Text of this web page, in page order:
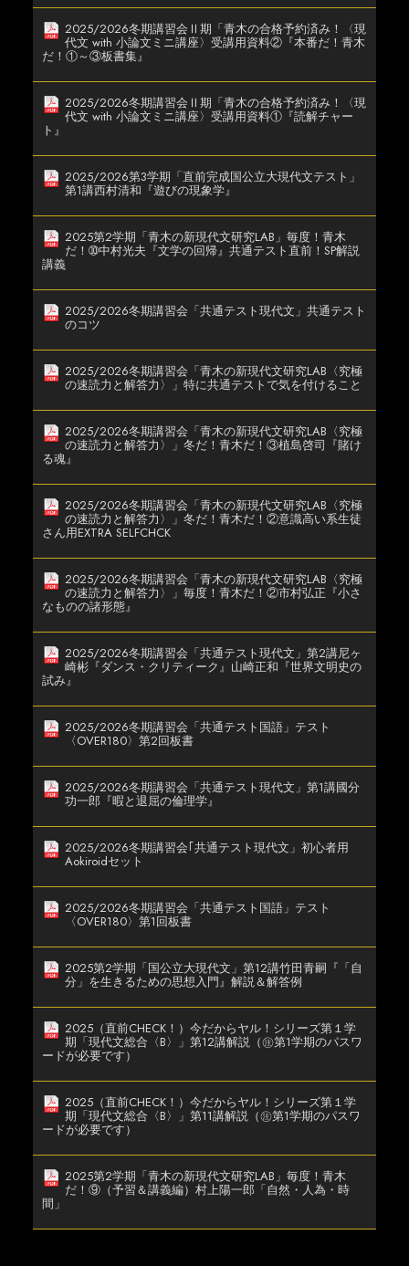
2025/2026冬期講習会Ⅱ期「青木の合格予約済み！〈現
代文 with 小論文ミニ講座〉受講用資料②『本番だ！青木
だ！①～③板書集』
2025/2026冬期講習会Ⅱ期「青木の合格予約済み！〈現
代文 with 小論文ミニ講座〉受講用資料①『読解チャー
ト』
2025/2026第3学期「直前完成国公立大現代文テスト」
第1講西村清和『遊びの現象学』
2025第2学期「青木の新現代文研究LAB」毎度！青木
だ！➉中村光夫『文学の回帰』共通テスト直前！SP解説
講義
2025/2026冬期講習会「共通テスト現代文」共通テスト
のコツ
2025/2026冬期講習会「青木の新現代文研究LAB〈究極
の速読力と解答力〉」特に共通テストで気を付けること
2025/2026冬期講習会「青木の新現代文研究LAB〈究極
の速読力と解答力〉」冬だ！青木だ！③植島啓司『賭け
る魂』
2025/2026冬期講習会「青木の新現代文研究LAB〈究極
の速読力と解答力〉」冬だ！青木だ！②意識高い系生徒
さん用EXTRA SELFCHCK
2025/2026冬期講習会「青木の新現代文研究LAB〈究極
の速読力と解答力〉」毎度！青木だ！②市村弘正『小さ
なものの諸形態』
2025/2026冬期講習会「共通テスト現代文」第2講尼ヶ
崎彬『ダンス・クリティーク』山崎正和『世界文明史の
試み』
2025/2026冬期講習会「共通テスト国語」テスト
〈OVER180〉第2回板書
2025/2026冬期講習会「共通テスト現代文」第1講國分
功一郎『暇と退屈の倫理学』
2025/2026冬期講習会｢共通テスト現代文」初心者用
Aokiroidセット
2025/2026冬期講習会「共通テスト国語」テスト
〈OVER180〉第1回板書
2025第2学期「国公立大現代文」第12講竹田青嗣『「自
分」を生きるための思想入門』解説＆解答例
2025（直前CHECK！）今だからヤル！シリーズ第１学
期「現代文総合〈B〉」第12講解説（㊟第1学期のパスワ
ードが必要です）
2025（直前CHECK！）今だからヤル！シリーズ第１学
期「現代文総合〈B〉」第11講解説（㊟第1学期のパスワ
ードが必要です）
2025第2学期「青木の新現代文研究LAB」毎度！青木
だ！⑨（予習＆講義編）村上陽一郎「自然・人為・時
間」